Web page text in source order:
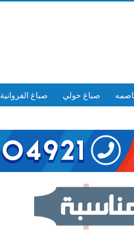
صباغ حولي صباغ الفروانية